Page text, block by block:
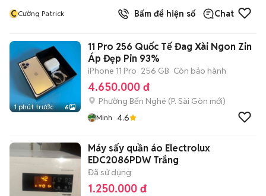
CCường Patrick Bấm để hiện số Chat
1 phút trước 6
11 Pro 256 Quốc Tế Đag Xài Ngon Zin
Áp Đẹp Pin 93%
iPhone 11 Pro 256 GB Còn bảo hành
4.650.000 đ
Phường Bến Nghé (P. Sài Gòn mới)
Minh 4.6
Máy sấy quần áo Electrolux
EDC2086PDW Trắng
Đã sử dụng
1.250.000 đ